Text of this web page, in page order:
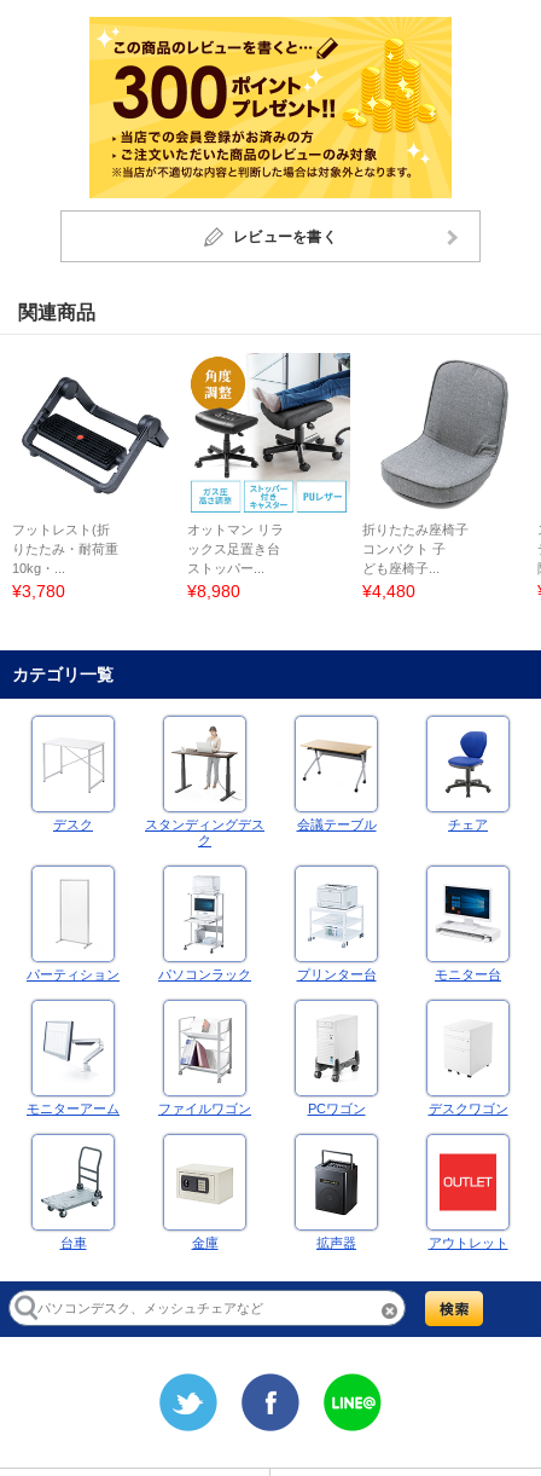
レビューを書く
関連商品
フットレスト(折
りたたみ・耐荷重
10kg・...
¥3,780
オットマン リラ
ックス足置き台
ストッパー...
¥8,980
折りたたみ座椅子
コンパクト 子
ども座椅子...
¥4,480
カテゴリ一覧
デスク
スタンディングデス
ク
会議テーブル チェア
パーティション パソコンラック プリンター台 モニター台
モニターアーム ファイルワゴン PCワゴン デスクワゴン
台車 金庫 拡声器 アウトレット